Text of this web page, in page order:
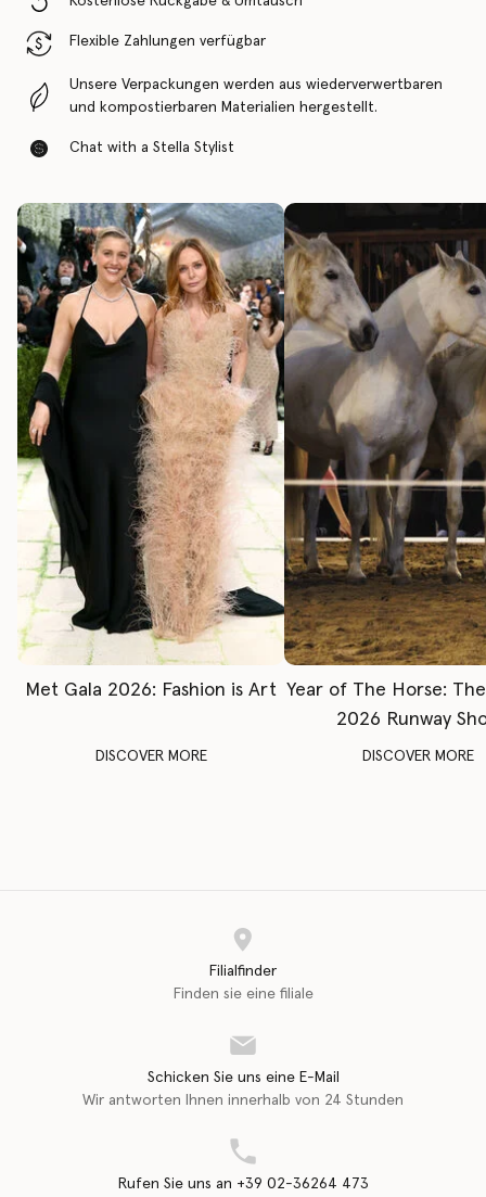
Flexible Zahlungen verfügbar
Unsere Verpackungen werden aus wiederverwertbaren
und kompostierbaren Materialien hergestellt.
Chat with a Stella Stylist
Met Gala 2026: Fashion is Art
DISCOVER MORE
Year of The Horse:
2026 Runway
DISCOVER MORE
Filialfinder
Finden sie eine filiale
Schicken Sie uns eine E-Mail
Wir antworten Ihnen innerhalb von 24 Stunden
Rufen Sie uns an +39 02-36264 473